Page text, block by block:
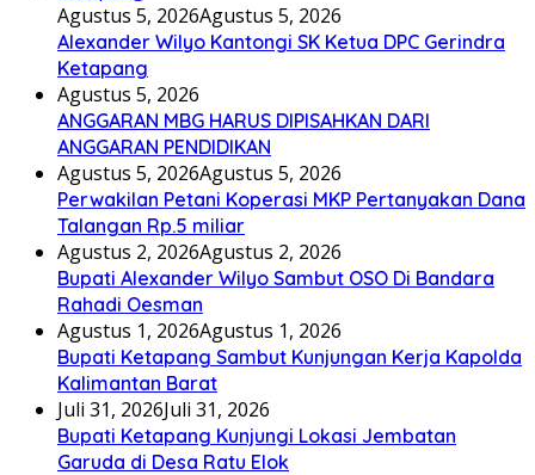
Agustus 5, 2026Agustus 5, 2026
Alexander Wilyo Kantongi SK Ketua DPC Gerindra
Ketapang
Agustus 5, 2026
ANGGARAN MBG HARUS DIPISAHKAN DARI
ANGGARAN PENDIDIKAN
Agustus 5, 2026Agustus 5, 2026
Perwakilan Petani Koperasi MKP Pertanyakan Dana
Talangan Rp.5 miliar
Agustus 2, 2026Agustus 2, 2026
Bupati Alexander Wilyo Sambut OSO Di Bandara
Rahadi Oesman
Agustus 1, 2026Agustus 1, 2026
Bupati Ketapang Sambut Kunjungan Kerja Kapolda
Kalimantan Barat
Juli 31, 2026Juli 31, 2026
Bupati Ketapang Kunjungi Lokasi Jembatan
Garuda di Desa Ratu Elok